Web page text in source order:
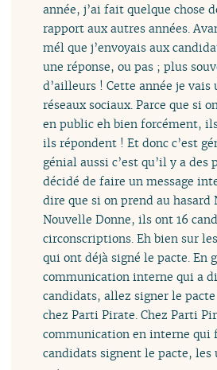
année, j’ai fait quelque chose
rapport aux autres années.
mél que j’envoyais aux
une réponse, ou pas ; plus
d’ailleurs ! Cette année je
réseaux sociaux. Parce que si
en public eh bien forcément,
ils répondent ! Et donc c’est
génial aussi c’est qu’il y a des
décidé de faire un message
dire que si on prend au hasard
Nouvelle Donne, ils ont 16
circonscriptions. Eh bien sur
qui ont déjà signé le pacte. En
communication interne qui a
candidats, allez signer le
chez Parti Pirate. Chez Parti
communication en interne qui
candidats signent le pacte, les